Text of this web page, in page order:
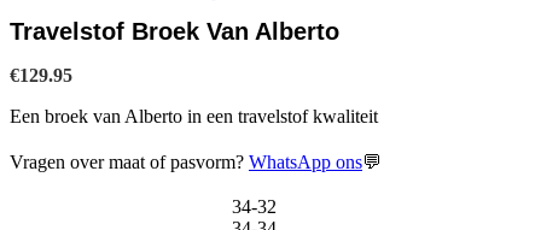
was:
Travelstof Broek Van Alberto
€129.95
Een broek van Alberto in een travelstof kwaliteit
Vragen over maat of pasvorm? WhatsApp ons💬
34-32